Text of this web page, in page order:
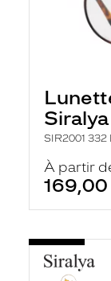
Siralya
SIR2001 332
À partir